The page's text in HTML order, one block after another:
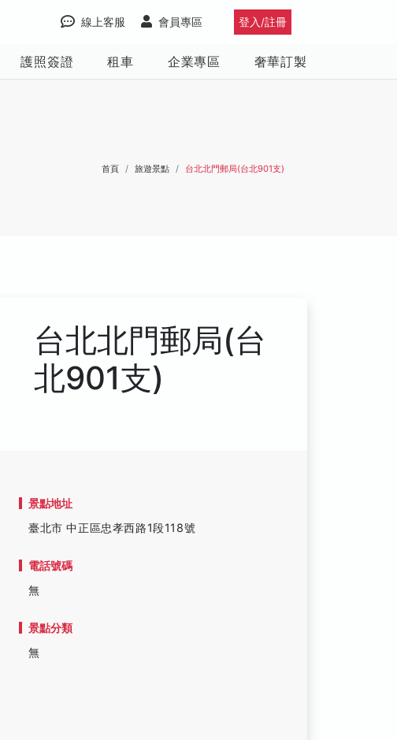
登入/註冊
會員專區
線上客服
護照簽證 租車 企業專區 奢華訂製
首頁 旅遊景點 台北北門郵局(台北901支)
台北北門郵局(台
北901支)
景點地址
臺北市 中正區忠孝西路1段118號
電話號碼
無
景點分類
無